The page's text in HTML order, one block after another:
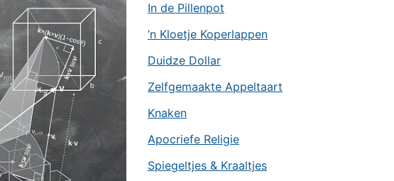
In de Pillenpot
’n Kloetje Koperlappen
Duidze Dollar
Zelfgemaakte Appeltaart
Knaken
Apocriefe Religie
Spiegeltjes & Kraaltjes